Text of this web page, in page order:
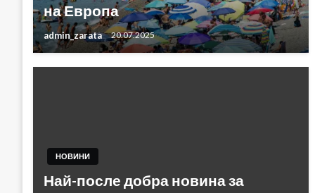
на Европа
admin_zarata 20.07.2025
НОВИНИ
Най-после добра новина за